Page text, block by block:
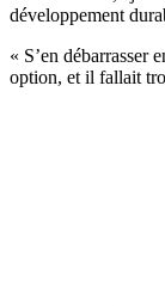
développement
« S’en débarrasser
option, et il fallait